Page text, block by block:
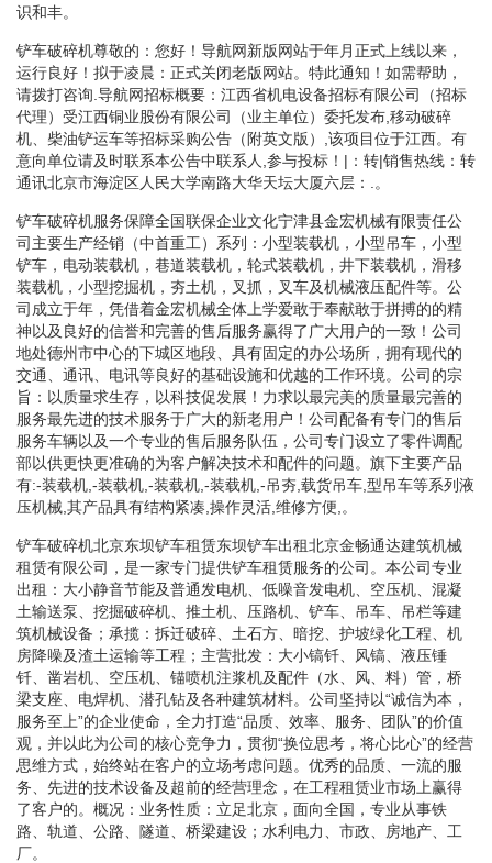
识和丰。
铲车破碎机尊敬的：您好！导航网新版网站于年月正式上线以来，
运行良好！拟于凌晨：正式关闭老版网站。特此通知！如需帮助，
请拨打咨询.导航网招标概要：江西省机电设备招标有限公司（招标
代理）受江西铜业股份有限公司（业主单位）委托发布,移动破碎
机、柴油铲运车等招标采购公告（附英文版）,该项目位于江西。有
意向单位请及时联系本公告中联系人,参与投标！|：转|销售热线：转
通讯北京市海淀区人民大学南路大华天坛大厦六层：.。
铲车破碎机服务保障全国联保企业文化宁津县金宏机械有限责任公
司主要生产经销（中首重工）系列：小型装载机，小型吊车，小型
铲车，电动装载机，巷道装载机，轮式装载机，井下装载机，滑移
装载机，小型挖掘机，夯土机，叉抓，叉车及机械液压配件等。公
司成立于年，凭借着金宏机械全体上学爱敢于奉献敢于拼搏的的精
神以及良好的信誉和完善的售后服务赢得了广大用户的一致！公司
地处德州市中心的下城区地段、具有固定的办公场所，拥有现代的
交通、通讯、电讯等良好的基础设施和优越的工作环境。公司的宗
旨：以质量求生存，以科技促发展！力求以最完美的质量最完善的
服务最先进的技术服务于广大的新老用户！公司配备有专门的售后
服务车辆以及一个专业的售后服务队伍，公司专门设立了零件调配
部以供更快更准确的为客户解决技术和配件的问题。旗下主要产品
有:-装载机,-装载机,-装载机,-装载机,-吊夯,载货吊车,型吊车等系列液
压机械,其产品具有结构紧凑,操作灵活,维修方便,。
铲车破碎机北京东坝铲车租赁东坝铲车出租北京金畅通达建筑机械
租赁有限公司，是一家专门提供铲车租赁服务的公司。本公司专业
出租：大小静音节能及普通发电机、低噪音发电机、空压机、混凝
土输送泵、挖掘破碎机、推土机、压路机、铲车、吊车、吊栏等建
筑机械设备；承揽：拆迁破碎、土石方、暗挖、护坡绿化工程、机
房降噪及渣土运输等工程；主营批发：大小镐钎、风镐、液压锤
钎、凿岩机、空压机、锚喷机注浆机及配件（水、风、料）管，桥
梁支座、电焊机、潜孔钻及各种建筑材料。公司坚持以“诚信为本，
服务至上”的企业使命，全力打造“品质、效率、服务、团队”的价值
观，并以此为公司的核心竞争力，贯彻“换位思考，将心比心”的经营
思维方式，始终站在客户的立场考虑问题。优秀的品质、一流的服
务、先进的技术设备及超前的经营理念，在工程租赁业市场上赢得
了客户的。概况：业务性质：立足北京，面向全国，专业从事铁
路、轨道、公路、隧道、桥梁建设；水利电力、市政、房地产、工
厂。